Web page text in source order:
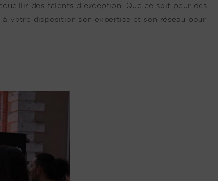
des talents d'exception. Que ce soit pour des
votre disposition son expertise et son réseau pour